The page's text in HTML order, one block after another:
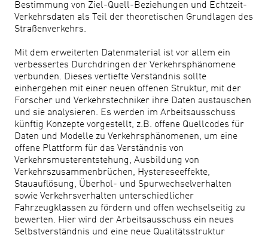
Bestimmung von Ziel-Quell-Beziehungen und Echtzeit-
Verkehrsdaten als Teil der theoretischen Grundlagen des
Straßenverkehrs.
Mit dem erweiterten Datenmaterial ist vor allem ein
verbessertes Durchdringen der Verkehrsphänomene
verbunden. Dieses vertiefte Verständnis sollte
einhergehen mit einer neuen offenen Struktur, mit der
Forscher und Verkehrstechniker ihre Daten austauschen
und sie analysieren. Es werden im Arbeitsausschuss
künftig Konzepte vorgestellt, z.B. offene Quellcodes für
Daten und Modelle zu Verkehrsphänomenen, um eine
offene Plattform für das Verständnis von
Verkehrsmusterentstehung, Ausbildung von
Verkehrszusammenbrüchen, Hystereseeffekte,
Stauauflösung, Überhol- und Spurwechselverhalten
sowie Verkehrsverhalten unterschiedlicher
Fahrzeugklassen zu fördern und offen wechselseitig zu
bewerten. Hier wird der Arbeitsausschuss ein neues
Selbstverständnis und eine neue Qualitätsstruktur